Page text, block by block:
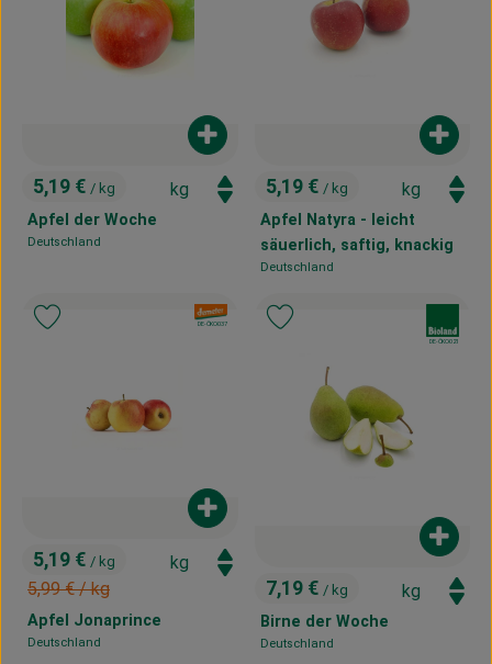
, Preis:
5,19 € / kg
Apfel der Woche
, Herkunft:
Deutschland
Produkt zum Warenkorb hinzufügen
, Preis:
5,19 € / kg
Apfel Natyra - leicht
säuerlich, saftig, knackig
, Herkunft:
Deutschland
, Preis:
5,19 € / kg
, Alter Preis:
5,99 €/ kg
Apfel Jonaprince
, Herkunft:
Deutschland
Produkt zum Warenkorb hinzufügen
, Verband:
, Kontrollstelle:
DE-ÖKO-037
Produkt zu Favouriten hinzufügen
, Preis:
7,19 € / kg
Birne der Woche
, Herkunft:
Deutschland
, Kontrollstelle:
DE-ÖKO-021
Produkt zu Favouriten hinzufügen